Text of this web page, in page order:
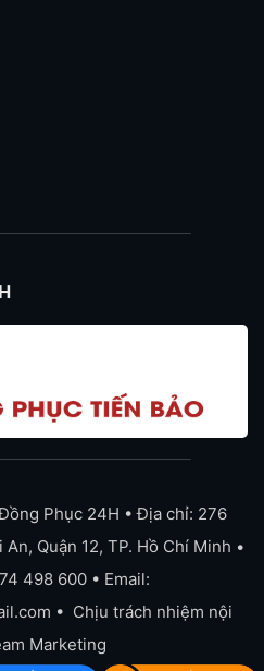
Phục 24H • Địa chỉ: 276
Quận 12, TP. Hồ Chí Minh •
498 600 • Email:
• Chịu trách nhiệm nội
Marketing